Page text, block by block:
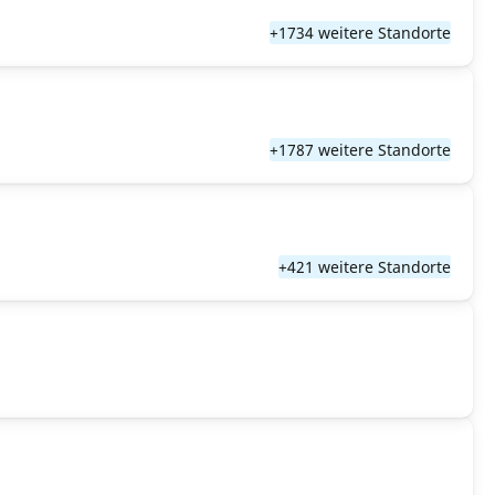
+1734 weitere Standorte
+1787 weitere Standorte
+421 weitere Standorte